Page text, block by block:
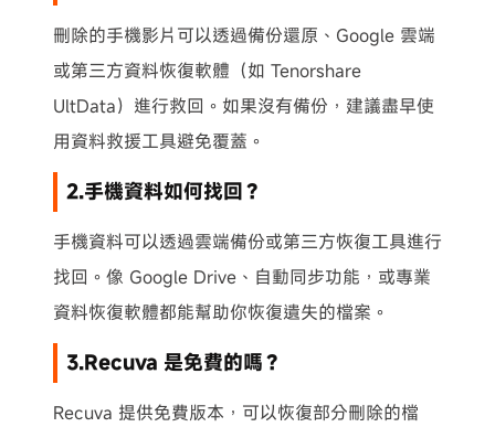
刪除的手機影片可以透過備份還原、Google 雲端
或第三方資料恢復軟體（如 Tenorshare
UltData）進行救回。如果沒有備份，建議盡早使
用資料救援工具避免覆蓋。
2.手機資料如何找回？
手機資料可以透過雲端備份或第三方恢復工具進行
找回。像 Google Drive、自動同步功能，或專業
資料恢復軟體都能幫助你恢復遺失的檔案。
3.Recuva 是免費的嗎？
Recuva 提供免費版本，可以恢復部分刪除的檔